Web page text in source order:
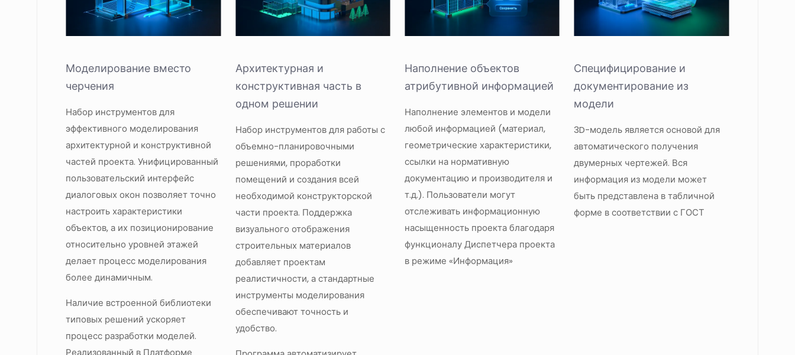
Моделирование вместо
черчения
Набор инструментов для
эффективного моделирования
архитектурной и конструктивной
частей проекта. Унифицированный
пользовательский интерфейс
диалоговых окон позволяет точно
настроить характеристики
объектов, а их позиционирование
относительно уровней этажей
делает процесс моделирования
более динамичным.
Наличие встроенной библиотеки
типовых решений ускоряет
процесс разработки моделей.
Реализованный в Платформе
Архитектурная и
конструктивная часть в
одном решении
Набор инструментов для работы с
объемно-планировочными
решениями, проработки
помещений и создания всей
необходимой конструкторской
части проекта. Поддержка
визуального отображения
строительных материалов
добавляет проектам
реалистичности, а стандартные
инструменты моделирования
обеспечивают точность и
удобство.
Наполнение объектов
атрибутивной информацией
Наполнение элементов и модели
любой информацией (материал,
геометрические характеристики,
ссылки на нормативную
документацию и производителя и
т.д.). Пользователи могут
отслеживать информационную
насыщенность проекта благодаря
функционалу Диспетчера проекта
в режиме «Информация»
Специфицирование и
документирование из
модели
3D-модель является основой для
автоматического получения
двумерных чертежей. Вся
информация из модели может
быть представлена в табличной
форме в соответствии с ГОСТ